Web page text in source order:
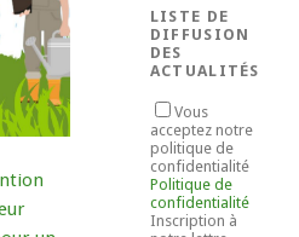
LISTE DE
DIFFUSION
DES
ACTUALITÉS
Vous
acceptez notre
politique de
confidentialité
Politique de
confidentialité
Inscription à